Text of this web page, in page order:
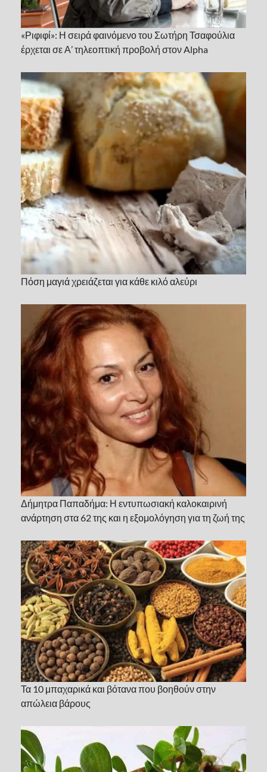
«Ριφιφί»: Η σειρά φαινόμενο του Σωτήρη Τσαφούλια
έρχεται σε Α’ τηλεοπτική προβολή στον Alpha
Πόση μαγιά χρειάζεται για κάθε κιλό αλεύρι
Δήμητρα Παπαδήμα: Η εντυπωσιακή καλοκαιρινή
ανάρτηση στα 62 της και η εξομολόγηση για τη ζωή της
Τα 10 μπαχαρικά και βότανα που βοηθούν στην
απώλεια βάρους